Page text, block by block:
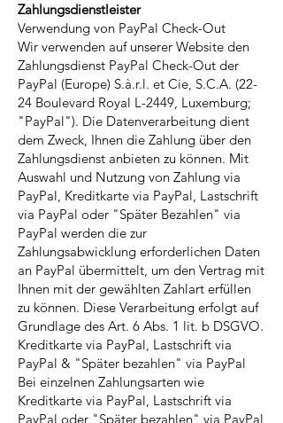
Zahlungsdienstleister
Verwendung von PayPal Check-Out
Wir verwenden auf unserer Website den
Zahlungsdienst PayPal Check-Out der
PayPal (Europe) S.à.r.l. et Cie, S.C.A. (22-
24 Boulevard Royal L-2449, Luxemburg;
"PayPal"). Die Datenverarbeitung dient
dem Zweck, Ihnen die Zahlung über den
Zahlungsdienst anbieten zu können. Mit
Auswahl und Nutzung von Zahlung via
PayPal, Kreditkarte via PayPal, Lastschrift
via PayPal oder "Später Bezahlen" via
PayPal werden die zur
Zahlungsabwicklung erforderlichen Daten
an PayPal übermittelt, um den Vertrag mit
Ihnen mit der gewählten Zahlart erfüllen
zu können. Diese Verarbeitung erfolgt auf
Grundlage des Art. 6 Abs. 1 lit. b DSGVO.
Kreditkarte via PayPal, Lastschrift via
PayPal & "Später bezahlen" via PayPal
Bei einzelnen Zahlungsarten wie
Kreditkarte via PayPal, Lastschrift via
PayPal oder "Später bezahlen" via PayPal